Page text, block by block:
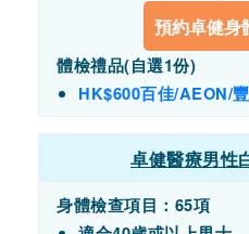
預約卓健身
體檢禮品(自選1份)
HK$600百佳/AEON/
卓健醫療男性
身體檢查項目：65項